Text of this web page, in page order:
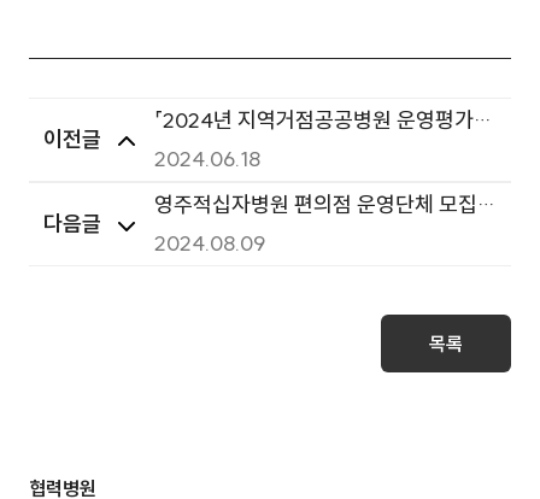
이전글
「2024년 지역거점공공병원 운영평가」
만족도 설문조사 시행 안내
2024.06.18
다음글
영주적십자병원 편의점 운영단체 모집
공고 안내
2024.08.09
목록
협력병원